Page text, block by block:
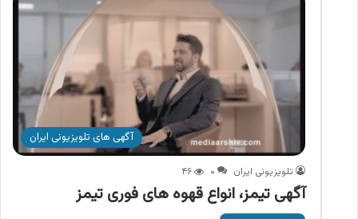
آگهی های تلویزیونی ایران
تلویزیونی ایران ۰ ۴۶
آگهی تیمز، انواع قهوه های فوری تیمز